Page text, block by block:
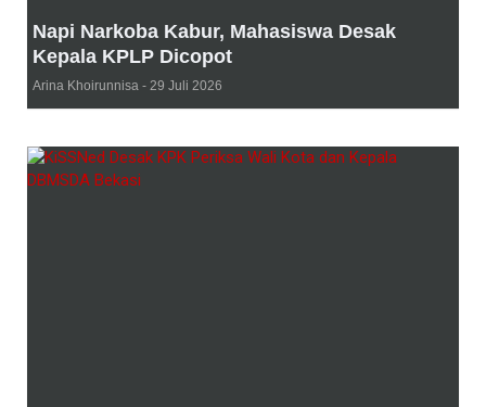
Napi Narkoba Kabur, Mahasiswa Desak
Kepala KPLP Dicopot
Arina Khoirunnisa 29 Juli 2026